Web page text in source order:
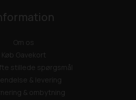
Om os
Køb Gavekort
stillede spørgsmål
& levering
& ombytning